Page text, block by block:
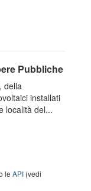
Pubbliche
della
installati
località del...
le API (vedi